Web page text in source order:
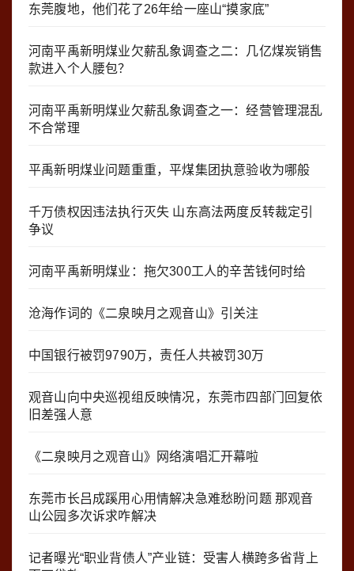
东莞腹地，他们花了26年给一座山“摸家底”
河南平禹新明煤业欠薪乱象调查之二：几亿煤炭销售
款进入个人腰包？
河南平禹新明煤业欠薪乱象调查之一：经营管理混乱
不合常理
平禹新明煤业问题重重，平煤集团执意验收为哪般
千万债权因违法执行灭失 山东高法两度反转裁定引
争议
河南平禹新明煤业：拖欠300工人的辛苦钱何时给
沧海作词的《二泉映月之观音山》引关注
中国银行被罚9790万，责任人共被罚30万
观音山向中央巡视组反映情况，东莞市四部门回复依
旧差强人意
《二泉映月之观音山》网络演唱汇开幕啦
东莞市长吕成蹊用心用情解决急难愁盼问题 那观音
山公园多次诉求咋解决
记者曝光“职业背债人”产业链：受害人横跨多省背上